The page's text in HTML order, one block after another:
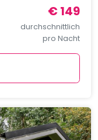
€ 149
durchschnittlich
pro Nacht